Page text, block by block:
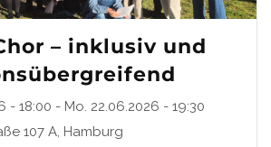
– inklusiv und
- 18:00 - Mo. 22.06.2026 - 19:30
107 A, Hamburg